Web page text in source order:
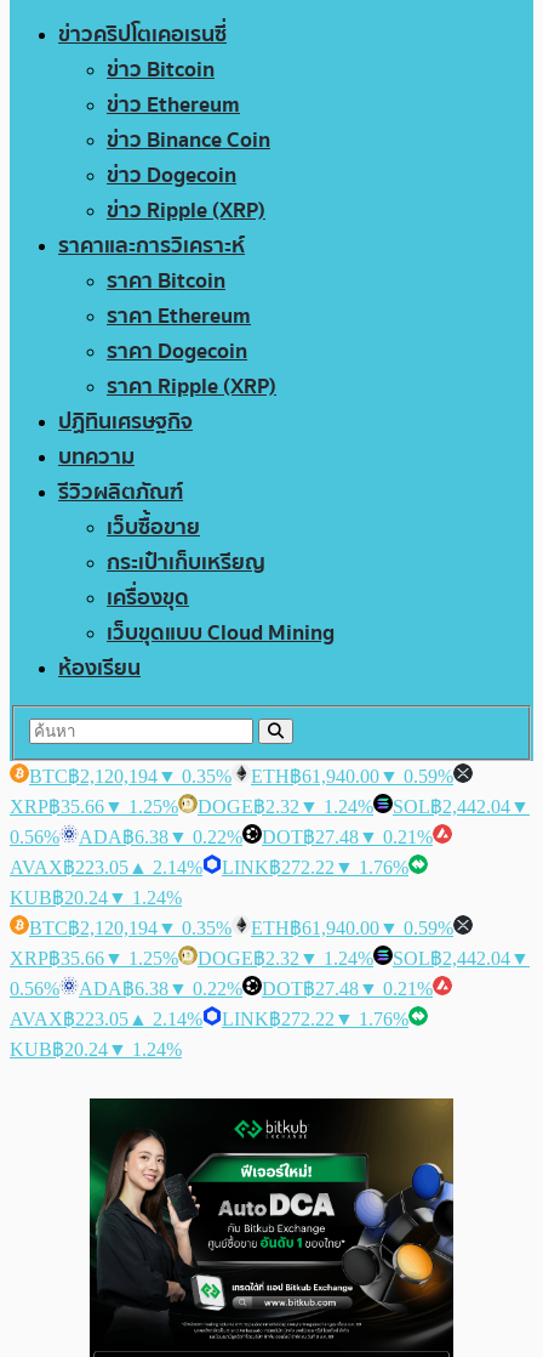
ข่าวคริปโตเคอเรนซี่
ข่าว Bitcoin
ข่าว Ethereum
ข่าว Binance Coin
ข่าว Dogecoin
ข่าว Ripple (XRP)
ราคาและการวิเคราะห์
ราคา Bitcoin
ราคา Ethereum
ราคา Dogecoin
ราคา Ripple (XRP)
ปฏิทินเศรษฐกิจ
บทความ
รีวิวผลิตภัณฑ์
เว็บซื้อขาย
กระเป๋าเก็บเหรียญ
เครื่องขุด
เว็บขุดแบบ Cloud Mining
ห้องเรียน
BTC฿2,120,194▼ 0.35% ETH฿61,940.00▼ 0.59%
XRP฿35.66▼ 1.25% DOGE฿2.32 ▼ 1.24% SOL฿2,442.04▼
0.56%
ADA฿6.38▼ 0.22% DOT฿27.48▼ 0.21%
AVAX฿223.05 ▲ 2.14% LINK฿272.22 ▼ 1.76%
KUB฿20.24▼ 1.24%
BTC฿2,120,194▼ 0.35% ETH฿61,940.00▼ 0.59%
XRP฿35.66▼ 1.25% DOGE฿2.32 ▼ 1.24% SOL฿2,442.04▼
0.56%
ADA฿6.38▼ 0.22% DOT฿27.48▼ 0.21%
AVAX฿223.05 ▲ 2.14% LINK฿272.22 ▼ 1.76%
KUB฿20.24▼ 1.24%